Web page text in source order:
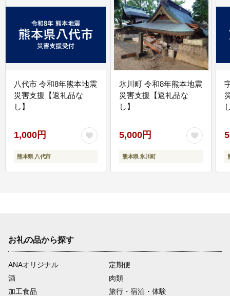
八代市 令和8年熊本地震
災害支援【返礼品な
し】
1,000円
熊本県 八代市
氷川町 令和8年熊本地震
災害支援【返礼品な
し】
5,000円
熊本県 氷川町
お礼の品から探す
ANAオリジナル
定期便
酒
肉類
加工食品
旅行・宿泊・体験